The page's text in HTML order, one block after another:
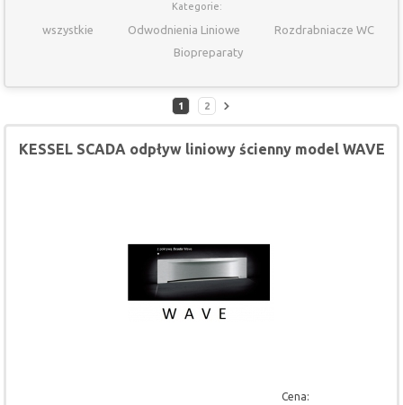
Kategorie:
wszystkie Odwodnienia Liniowe
Rozdrabniacze WC
Biopreparaty
1 2
Cena:
KESSEL SCADA odpływ liniowy ścienny model WAVE